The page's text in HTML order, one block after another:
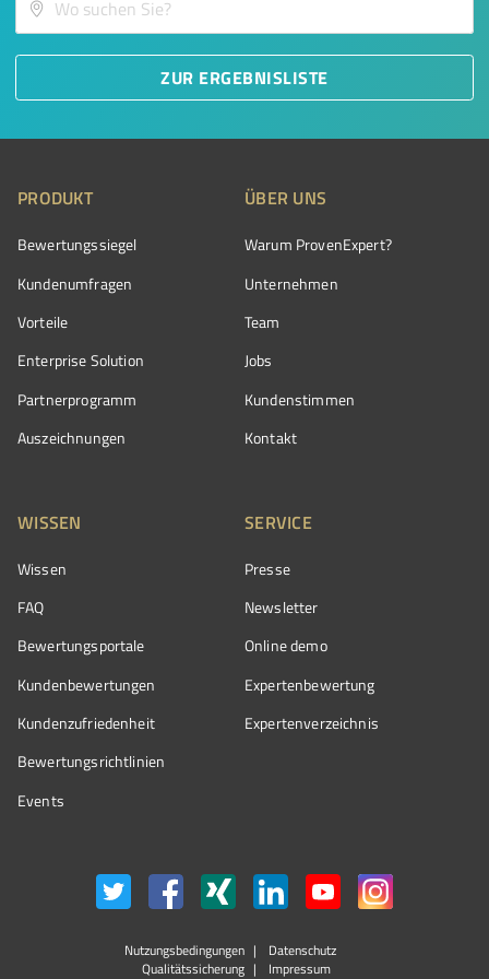
ZUR ERGEBNISLISTE
PRODUKT
Bewertungssiegel
Kundenumfragen
Vorteile
Enterprise Solution
Partnerprogramm
Auszeichnungen
ÜBER UNS
Warum ProvenExpert?
Unternehmen
Team
Jobs
Kundenstimmen
Kontakt
WISSEN
Wissen
FAQ
Bewertungsportale
Kundenbewertungen
Kundenzufriedenheit
Bewertungs­richtlinien
Events
SERVICE
Presse
Newsletter
Online demo
Expertenbewertung
Expertenverzeichnis
Nutzungsbedingungen
Datenschutz
Qualitätssicherung
Impressum